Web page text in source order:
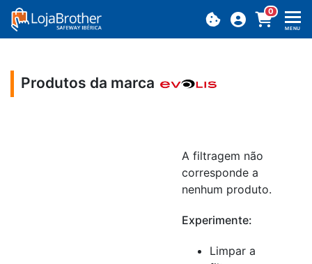
0
MENU
Produtos da marca
A filtragem não
corresponde a
nenhum produto.
Experimente:
Limpar a